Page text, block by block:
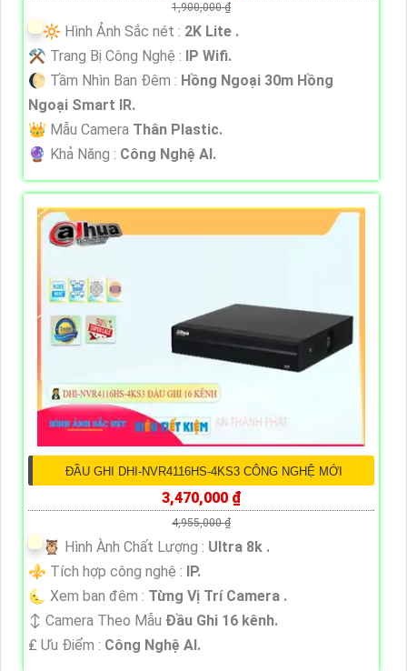
1,900,000 ₫
🔆 Hình Ảnh Sắc nét : 2K Lite .
⚒ Trang Bị Công Nghệ :
IP Wifi.
🌔 Tầm Nhìn Ban Đêm : Hồng Ngoại 30m Hồng
Ngoại Smart IR.
👑 Mẫu Camera Thân Plastic.
️🔮 Khả Năng : Công Nghệ AI.
ĐẦU GHI DHI-NVR4116HS-4KS3 CÔNG NGHỆ MỚI
3,470,000 ₫
4,955,000 ₫
🦉 Hình Ành Chất Lượng : Ultra 8k .
⚜️ Tích hợp công nghệ : IP.
🌜 Xem ban đêm : Từng Vị Trí Camera .
↕️ Camera Theo Mẫu Đầu Ghi 16 kênh.
️₤ Ưu Điểm : Công Nghệ AI.